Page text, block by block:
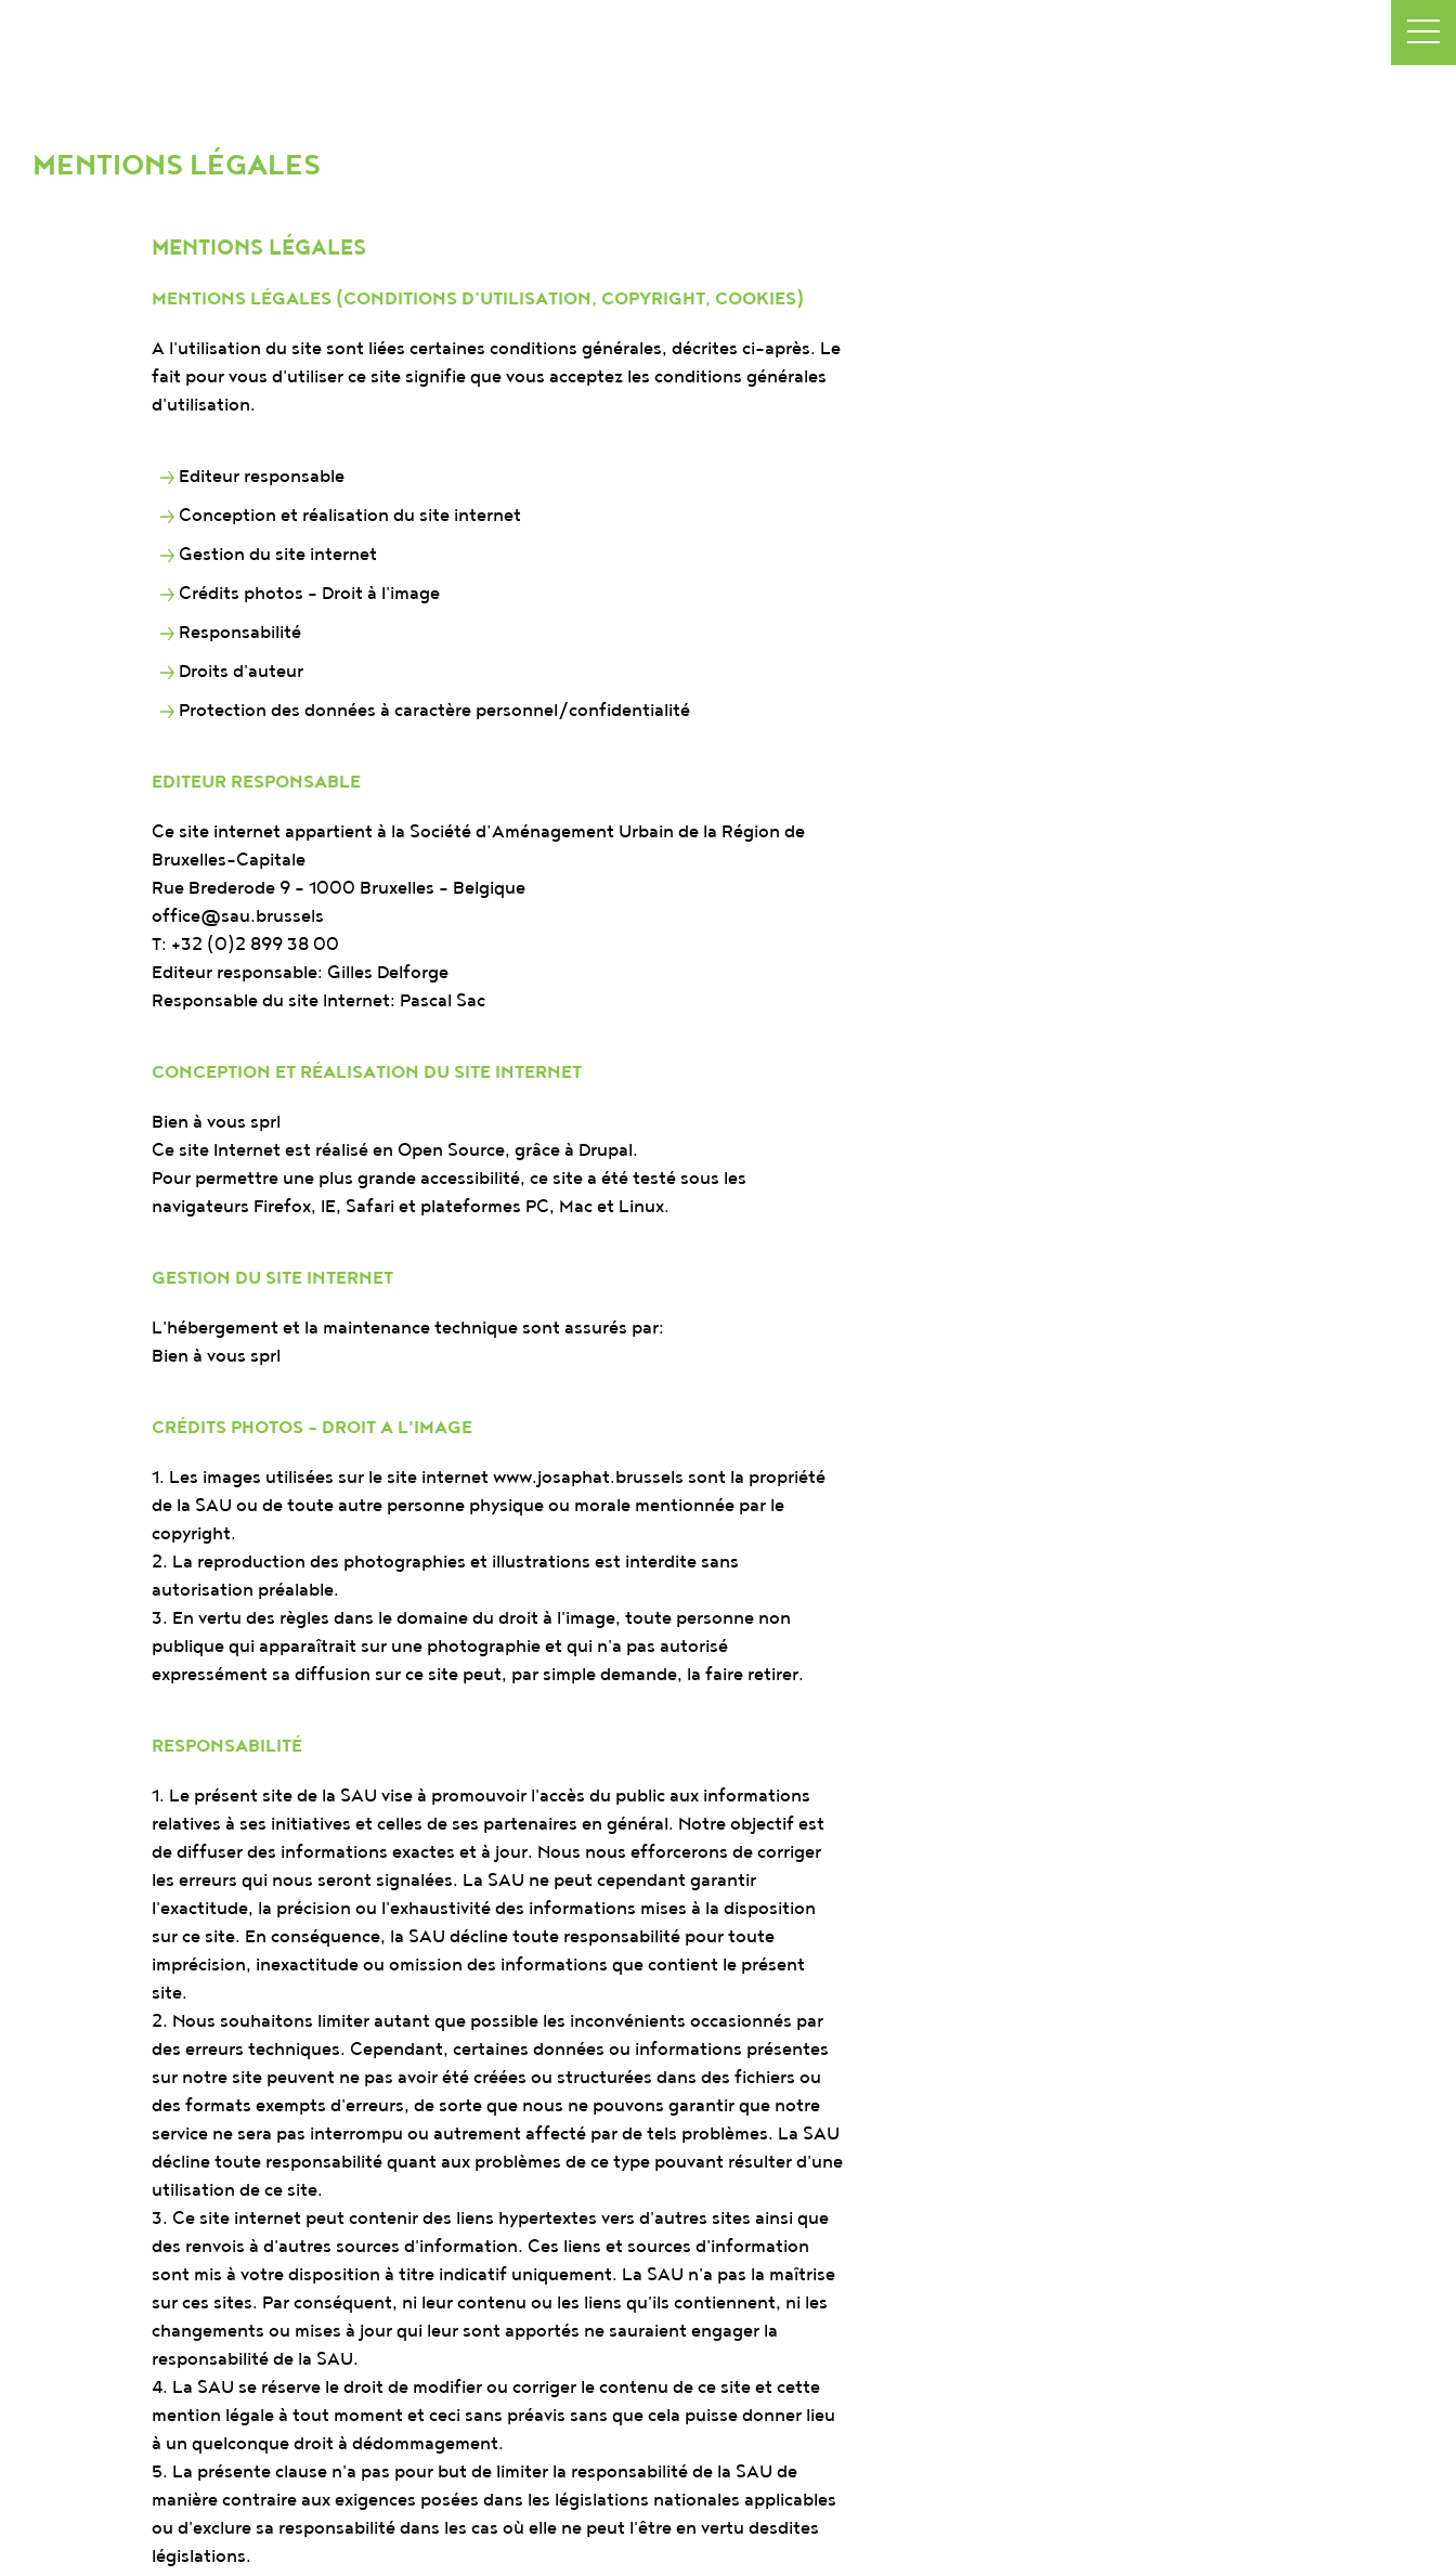
MENTIONS LÉGALES
MENTIONS LÉGALES
MENTIONS LÉGALES (CONDITIONS D’UTILISATION, COPYRIGHT, COOKIES)
A l'utilisation du site sont liées certaines conditions générales, décrites ci-après. Le
fait pour vous d'utiliser ce site signifie que vous acceptez les conditions générales
d'utilisation.
Editeur responsable
Conception et réalisation du site internet
Gestion du site internet
Crédits photos - Droit à l'image
Responsabilité
Droits d'auteur
Protection des données à caractère personnel/confidentialité
EDITEUR RESPONSABLE
Ce site internet appartient à la Société d’Aménagement Urbain de la Région de
Bruxelles-Capitale
Rue Brederode 9 – 1000 Bruxelles - Belgique
office@sau.brussels
T: +32 (0)2 899 38 00
Editeur responsable: Gilles Delforge
Responsable du site Internet: Pascal Sac
CONCEPTION ET RÉALISATION DU SITE INTERNET
Bien à vous sprl
Ce site Internet est réalisé en Open Source, grâce à Drupal.
Pour permettre une plus grande accessibilité, ce site a été testé sous les
navigateurs Firefox, IE, Safari et plateformes PC, Mac et Linux.
GESTION DU SITE INTERNET
L'hébergement et la maintenance technique sont assurés par:
Bien à vous sprl
CRÉDITS PHOTOS - DROIT A L'IMAGE
1. Les images utilisées sur le site internet www.josaphat.brussels sont la propriété
de la SAU ou de toute autre personne physique ou morale mentionnée par le
copyright.
2. La reproduction des photographies et illustrations est interdite sans
autorisation préalable.
3. En vertu des règles dans le domaine du droit à l'image, toute personne non
publique qui apparaîtrait sur une photographie et qui n'a pas autorisé
expressément sa diffusion sur ce site peut, par simple demande, la faire retirer.
RESPONSABILITÉ
1. Le présent site de la SAU vise à promouvoir l'accès du public aux informations
relatives à ses initiatives et celles de ses partenaires en général. Notre objectif est
de diffuser des informations exactes et à jour. Nous nous efforcerons de corriger
les erreurs qui nous seront signalées. La SAU ne peut cependant garantir
l'exactitude, la précision ou l'exhaustivité des informations mises à la disposition
sur ce site. En conséquence, la SAU décline toute responsabilité pour toute
imprécision, inexactitude ou omission des informations que contient le présent
site.
2. Nous souhaitons limiter autant que possible les inconvénients occasionnés par
des erreurs techniques. Cependant, certaines données ou informations présentes
sur notre site peuvent ne pas avoir été créées ou structurées dans des fichiers ou
des formats exempts d'erreurs, de sorte que nous ne pouvons garantir que notre
service ne sera pas interrompu ou autrement affecté par de tels problèmes. La SAU
décline toute responsabilité quant aux problèmes de ce type pouvant résulter d'une
utilisation de ce site.
3. Ce site internet peut contenir des liens hypertextes vers d'autres sites ainsi que
des renvois à d'autres sources d'information. Ces liens et sources d'information
sont mis à votre disposition à titre indicatif uniquement. La SAU n'a pas la maîtrise
sur ces sites. Par conséquent, ni leur contenu ou les liens qu'ils contiennent, ni les
changements ou mises à jour qui leur sont apportés ne sauraient engager la
responsabilité de la SAU.
4. La SAU se réserve le droit de modifier ou corriger le contenu de ce site et cette
mention légale à tout moment et ceci sans préavis sans que cela puisse donner lieu
à un quelconque droit à dédommagement.
5. La présente clause n'a pas pour but de limiter la responsabilité de la SAU de
manière contraire aux exigences posées dans les législations nationales applicables
ou d'exclure sa responsabilité dans les cas où elle ne peut l'être en vertu desdites
législations.